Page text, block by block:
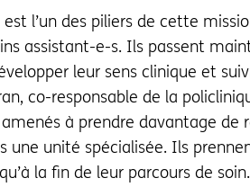
l’un des piliers de cette
assistant-e-s. Ils passent
leur sens clinique et
co-responsable de la
à prendre davantage de
une unité spécialisée. Ils
la fin de leur parcours de